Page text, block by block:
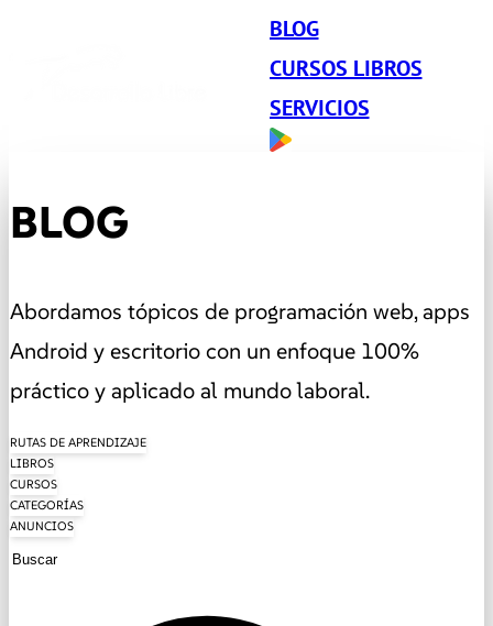
BLOG
CURSOS LIBROS
SERVICIOS
BLOG
Abordamos tópicos de programación web, apps
Android y escritorio con un enfoque 100%
práctico y aplicado al mundo laboral.
RUTAS DE APRENDIZAJE
LIBROS
CURSOS
CATEGORÍAS
ANUNCIOS